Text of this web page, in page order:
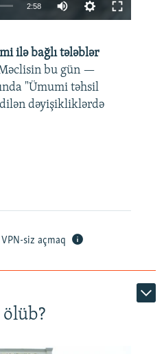
360p 480p
1080p
2:58
360p
480p
720p
ilə bağlı tələblər
bu gün —
"Ümumi təhsil
dəyişikliklərdə
VPN-siz açmaq